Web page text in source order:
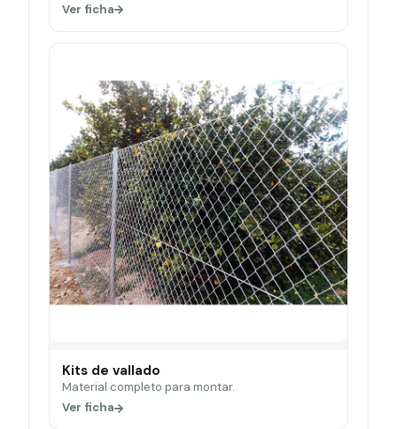
Ver ficha
Kits de vallado
Material completo para montar.
Ver ficha